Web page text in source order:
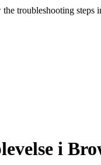
troubleshooting steps
i